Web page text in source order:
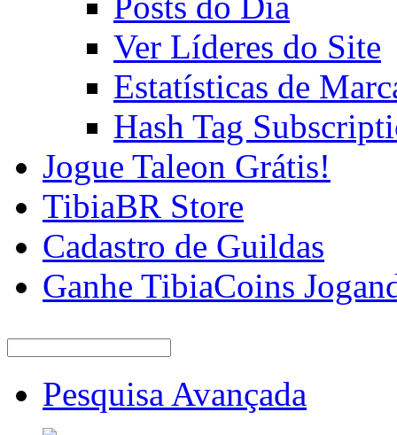
Ver Líderes do Site
Estatísticas de
Hash Tag
Jogue Taleon Grátis!
TibiaBR Store
Cadastro de Guildas
Ganhe TibiaCoins
Pesquisa Avançada